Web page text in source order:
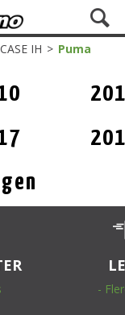
CASE IH>Puma
-